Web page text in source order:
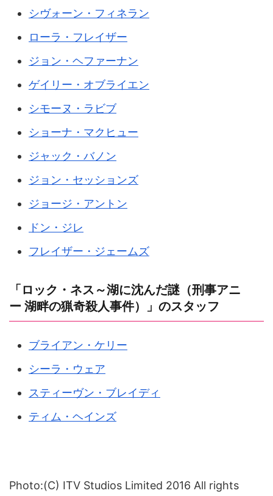
シヴォーン・フィネラン
ローラ・フレイザー
ジョン・ヘファーナン
ゲイリー・オブライエン
シモーヌ・ラビブ
ショーナ・マクヒュー
ジャック・バノン
ジョン・セッションズ
ジョージ・アントン
ドン・ジレ
フレイザー・ジェームズ
「ロック・ネス～湖に沈んだ謎（刑事アニ
ー 湖畔の猟奇殺人事件）」のスタッフ
ブライアン・ケリー
シーラ・ウェア
スティーヴン・ブレイディ
ティム・ヘインズ
Photo:(C) ITV Studios Limited 2016 All rights